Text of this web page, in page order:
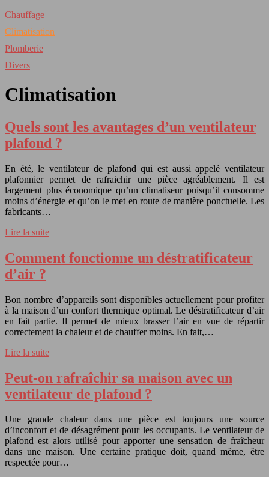
Chauffage
Climatisation
Plomberie
Divers
Climatisation
Quels sont les avantages d’un ventilateur
plafond ?
En été, le ventilateur de plafond qui est aussi appelé ventilateur
plafonnier permet de rafraichir une pièce agréablement. Il est
largement plus économique qu’un climatiseur puisqu’il consomme
moins d’énergie et qu’on le met en route de manière ponctuelle. Les
fabricants…
Lire la suite
Comment fonctionne un déstratificateur
d’air ?
Bon nombre d’appareils sont disponibles actuellement pour profiter
à la maison d’un confort thermique optimal. Le déstratificateur d’air
en fait partie. Il permet de mieux brasser l’air en vue de répartir
correctement la chaleur et de chauffer moins. En fait,…
Lire la suite
Peut-on rafraîchir sa maison avec un
ventilateur de plafond ?
Une grande chaleur dans une pièce est toujours une source
d’inconfort et de désagrément pour les occupants. Le ventilateur de
plafond est alors utilisé pour apporter une sensation de fraîcheur
dans une maison. Une certaine pratique doit, quand même, être
respectée pour…